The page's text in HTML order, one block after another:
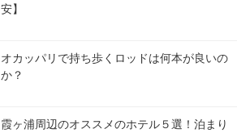
安】
オカッパリで持ち歩くロッドは何本が良いの
か？
霞ヶ浦周辺のオススメのホテル５選！泊まり